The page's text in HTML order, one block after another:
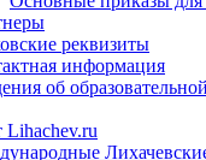
реквизиты
информация
об
Lihachev.ru